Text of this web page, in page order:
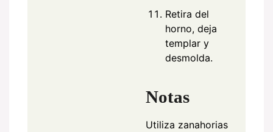
Retira del
horno, deja
templar y
desmolda.
Notas
Utiliza zanahorias